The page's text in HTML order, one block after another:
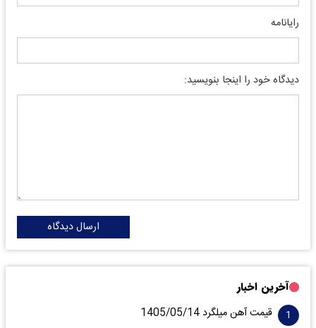
رایانامه
دیدگاه خود را اینجا بنویسید:
ارسال دیدگاه
آخرین اخبار
قیمت آهن میلگرد 1405/05/14